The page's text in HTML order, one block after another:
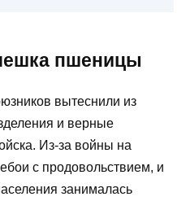
пшеницы
вытеснили из
и верные
Из-за войны на
с продовольствием, и
занималась